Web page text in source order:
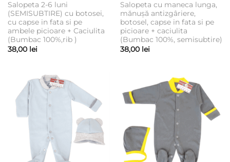
Salopeta 2-6 luni
(SEMISUBTIRE) cu botosei,
cu capse in fata si pe
ambele picioare + Caciulita
(Bumbac 100%,rib )
38,00 lei
Salopeta cu maneca lunga,
mănușă antizgâriere,
botosel, capse in fata si pe
picioare + caciulita
(Bumbac 100%, semisubtire)
38,00 lei